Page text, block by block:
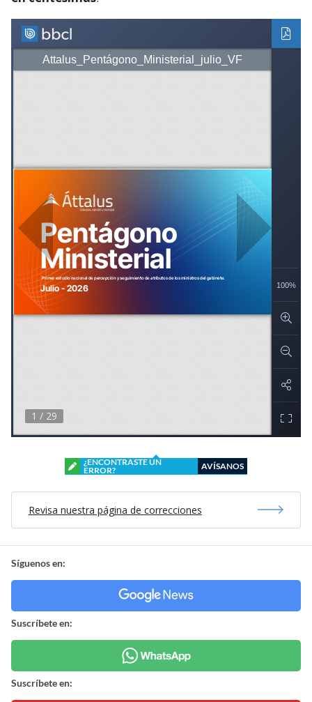
¿ENCONTRASTE UN
ERROR?
AVÍSANOS
Revisa nuestra página de correcciones
Síguenos en:
Suscríbete en:
Suscríbete en: